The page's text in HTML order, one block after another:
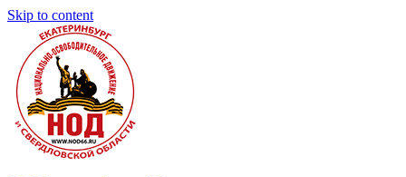
Skip to content